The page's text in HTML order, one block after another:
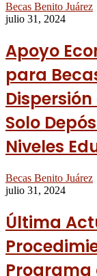
Becas Benito Juárez
julio 31, 2024
Apoyo
para
Solo
Niveles
Becas Benito Juárez
julio 31, 2024
Última
Programa